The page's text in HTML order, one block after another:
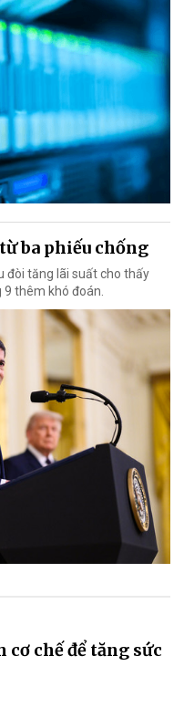
ba phiếu chống
đòi tăng lãi suất cho thấy
9 thêm khó đoán.
cơ chế để tăng sức